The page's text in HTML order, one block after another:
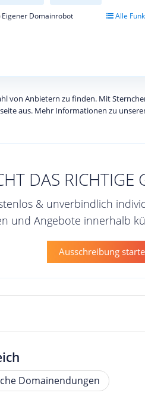
Eigener Domainrobot Alle
von Anbietern zu finden. Mit
aus. Mehr Informationen zu
DAS RICHTIGE
& unverbindlich
und Angebote innerhalb
Ausschreibung
Domainendungen